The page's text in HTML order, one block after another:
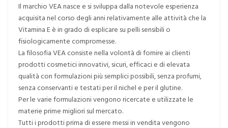
Il marchio VEA nasce e si sviluppa dalla notevole esperienza
acquisita nel corso degli anni relativamente alle attività che la
Vitamina E è in grado di esplicare su pelli sensibili o
fisiologicamente compromesse.
La filosofia VEA consiste nella volontà di fornire ai clienti
prodotti cosmetici innovativi, sicuri, efficaci e di elevata
qualità con formulazioni più semplici possibili, senza profumi,
senza conservanti e testati per il nichel e per il glutine.
Per le varie formulazioni vengono ricercate e utilizzate le
materie prime migliori sul mercato.
Tutti i prodotti prima di essere messi in vendita vengono